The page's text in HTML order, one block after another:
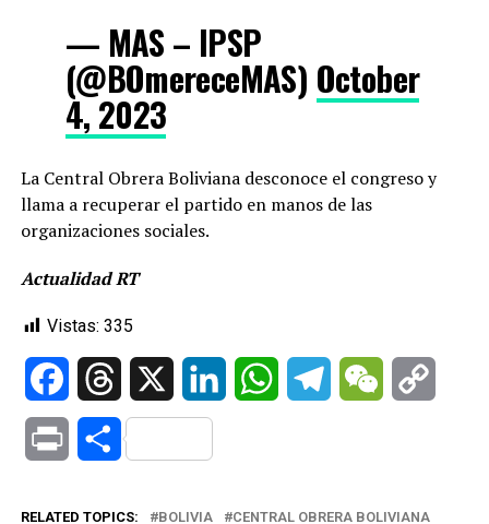
— MAS – IPSP
(@BOmereceMAS) October
4, 2023
La Central Obrera Boliviana desconoce el congreso y
llama a recuperar el partido en manos de las
organizaciones sociales.
Actualidad RT
Vistas: 335
FacebookThreads LinkedIn WhatsAppTelegramWeChat
Print Compartir
RELATED TOPICS: BOLIVIA CENTRAL OBRERA BOLIVIANA